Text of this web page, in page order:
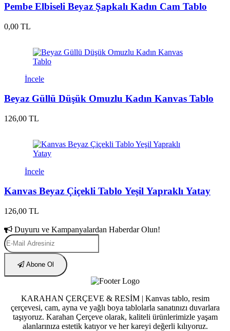
Pembe Elbiseli Beyaz Şapkalı Kadın Cam Tablo
0,00 TL
İncele
Beyaz Güllü Düşük Omuzlu Kadın Kanvas Tablo
126,00 TL
İncele
Kanvas Beyaz Çiçekli Tablo Yeşil Yapraklı Yatay
126,00 TL
Duyuru ve Kampanyalardan Haberdar Olun!
Abone Ol
KARAHAN ÇERÇEVE & RESİM | Kanvas tablo, resim
çerçevesi, cam, ayna ve yağlı boya tablolarla sanatınızı duvarlara
taşıyoruz. Karahan Çerçeve olarak, kaliteli ürünlerimizle yaşam
alanlarınıza estetik katıyor ve her kareyi değerli kılıyoruz.